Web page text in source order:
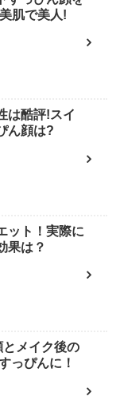
肌で美人!
は酷評!スイ
ん顔は?
ット！実際に
果は？
メイク後の
っぴんに！